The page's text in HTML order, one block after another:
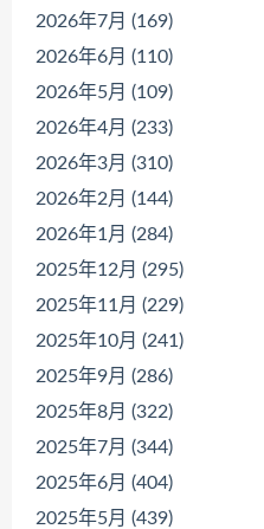
2026年7月 (169)
2026年6月 (110)
2026年5月 (109)
2026年4月 (233)
2026年3月 (310)
2026年2月 (144)
2026年1月 (284)
2025年12月 (295)
2025年11月 (229)
2025年10月 (241)
2025年9月 (286)
2025年8月 (322)
2025年7月 (344)
2025年6月 (404)
2025年5月 (439)